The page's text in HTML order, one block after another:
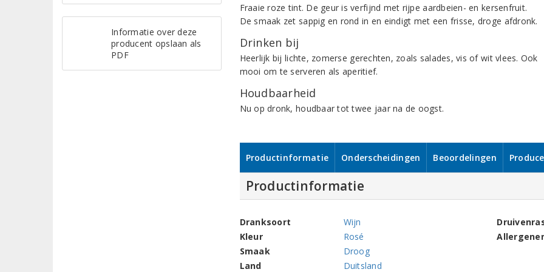
Informatie over deze
producent opslaan als
PDF
Fraaie roze tint. De geur is verfijnd met rijpe aardbeien- en kersenfruit.
De smaak zet sappig en rond in en eindigt met een frisse, droge afdronk.
Drinken bij
Heerlijk bij lichte, zomerse gerechten, zoals salades, vis of wit vlees. Ook
mooi om te serveren als aperitief.
Houdbaarheid
Nu op dronk, houdbaar tot twee jaar na de oogst.
Productinformatie Onderscheidingen Beoordelingen
Productinformatie
Dranksoort
Wijn
Kleur
Rosé
Smaak
Droog
Land
Duitsland